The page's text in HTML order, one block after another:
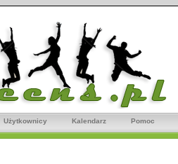
Użytkownicy Kalendarz Pomoc